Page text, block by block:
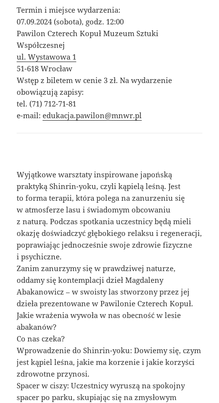
Termin i miejsce wydarzenia:
07.09.2024 (sobota), godz. 12:00
Pawilon Czterech Kopuł Muzeum Sztuki
Współczesnej
ul. Wystawowa 1
51-618 Wrocław
Wstęp z biletem w cenie 3 zł. Na wydarzenie
obowiązują zapisy:
tel. (71) 712-71-81
e-mail:edukacja.pawilon@mnwr.pl
Wyjątkowe warsztaty inspirowane japońską
praktyką Shinrin-yoku, czyli kąpielą leśną. Jest
to forma terapii, która polega na zanurzeniu się
w atmosferze lasu i świadomym obcowaniu
z naturą. Podczas spotkania uczestnicy będą mieli
okazję doświadczyć głębokiego relaksu i regeneracji,
poprawiając jednocześnie swoje zdrowie fizyczne
i psychiczne.
Zanim zanurzymy się w prawdziwej naturze,
oddamy się kontemplacji dzieł Magdaleny
Abakanowicz – w swoisty las stworzony przez jej
dzieła prezentowane w Pawilonie Czterech Kopuł.
Jakie wrażenia wywoła w nas obecność w lesie
abakanów?
Co nas czeka?
Wprowadzenie do Shinrin-yoku: Dowiemy się, czym
jest kąpiel leśna, jakie ma korzenie i jakie korzyści
zdrowotne przynosi.
Spacer w ciszy: Uczestnicy wyruszą na spokojny
spacer po parku, skupiając się na zmysłowym